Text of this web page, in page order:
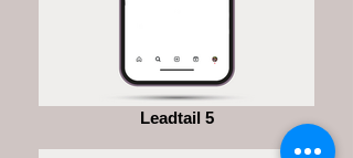
Leadtail 5